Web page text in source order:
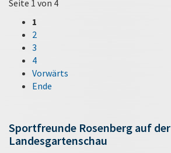
Seite 1 von 4
1
2
3
4
Vorwärts
Ende
Sportfreunde Rosenberg auf der
Landesgartenschau